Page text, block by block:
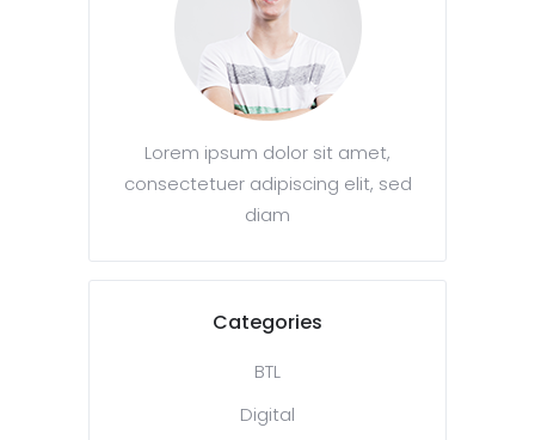
Lorem ipsum dolor sit amet,
consectetuer adipiscing elit, sed
diam
Categories
BTL
Digital